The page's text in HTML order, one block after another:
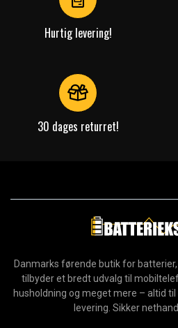
Hurtig levering!
30 dages returret!
Danmarks førende butik for
tilbyder et bredt udvalg til
husholdning og meget mere – altid
levering. Sikker